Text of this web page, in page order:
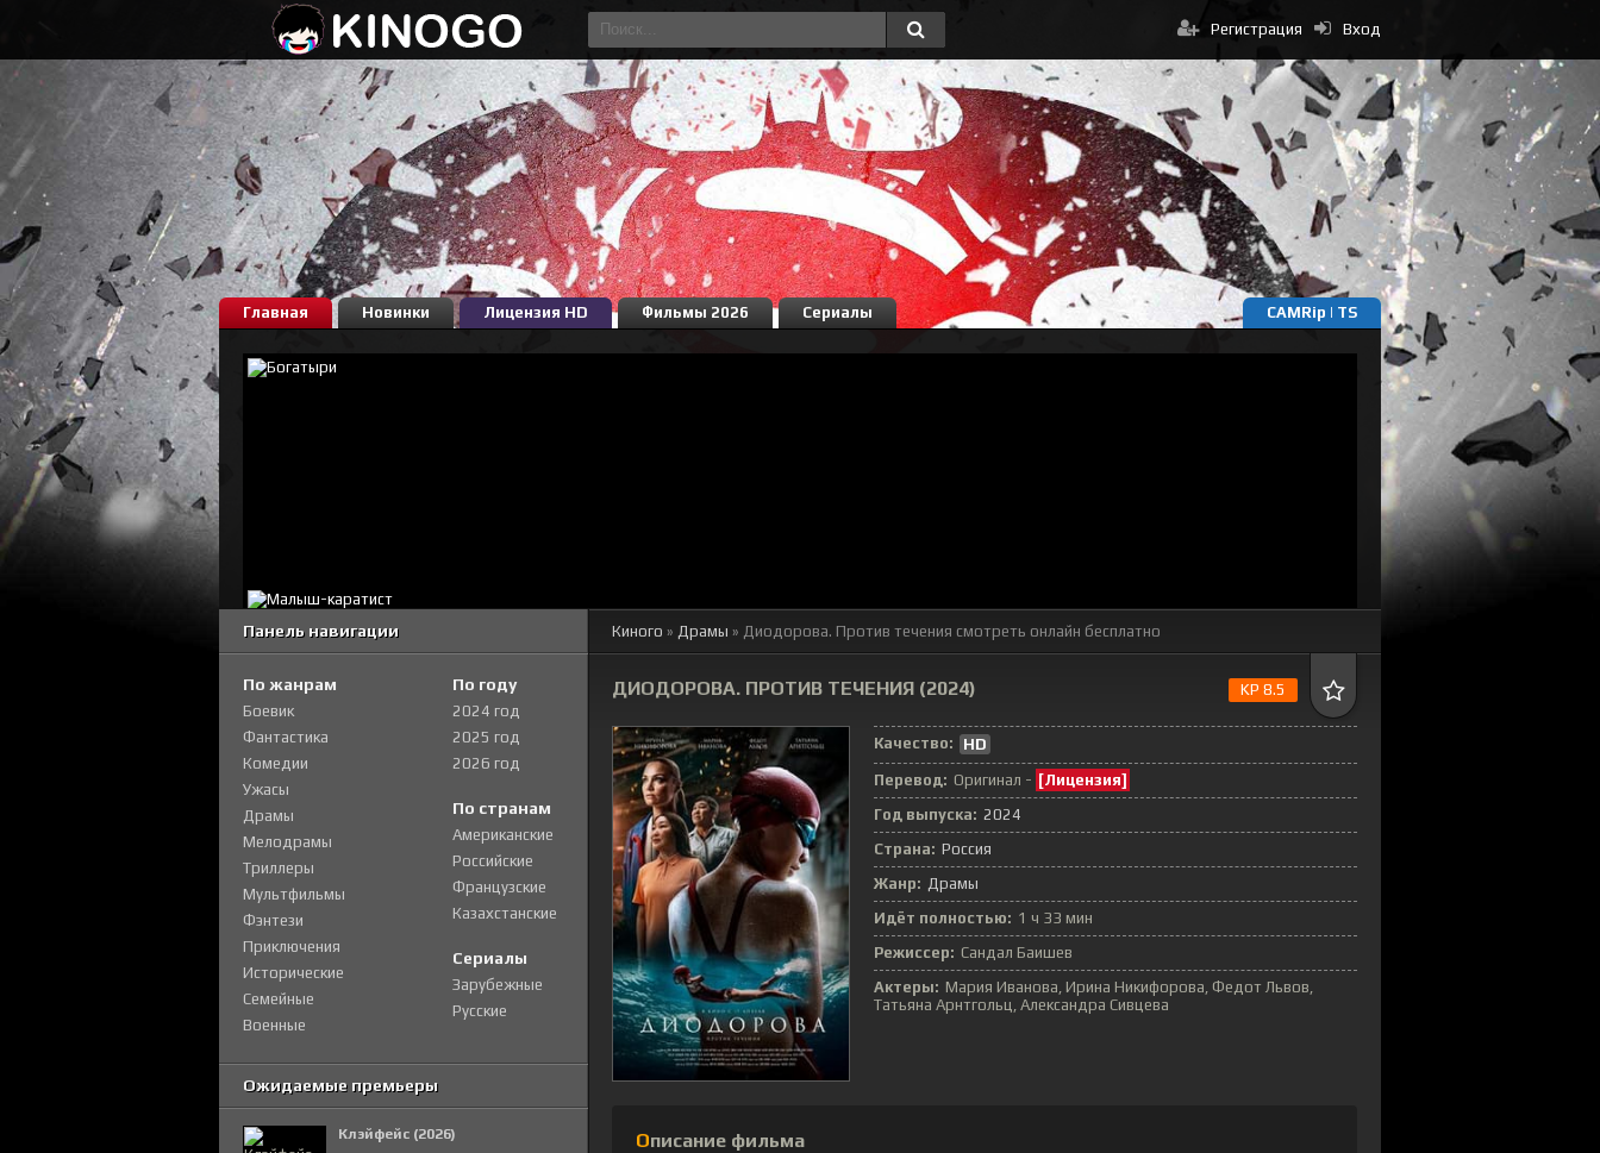
Вход
Регистрация
Главная Новинки Лицензия HD Фильмы 2026 Сериалы CAMRip | TS
Киного » Драмы » Диодорова. Против течения смотреть онлайн бесплатно
ДИОДОРОВА. ПРОТИВ ТЕЧЕНИЯ (2024) KP 8.5
Качество:
HD
Перевод: Оригинал - [Лицензия]
Год выпуска: 2024
Страна: Россия
Жанр: Драмы
Идёт полностью: 1 ч 33 мин
Режиссер: Сандал Баишев
Актеры: Мария Иванова, Ирина Никифорова, Федот Львов,
Татьяна Арнтгольц, Александра Сивцева
Описание фильма
Панель навигации
По жанрам
Боевик
Фантастика
Комедии
Ужасы
Драмы
Мелодрамы
Триллеры
Мультфильмы
Фэнтези
Приключения
Исторические
Семейные
Военные
По году
2024 год
2025 год
2026 год
По странам
Американские
Российские
Французские
Казахстанские
Сериалы
Зарубежные
Русские
Ожидаемые премьеры
Клэйфейс (2026)